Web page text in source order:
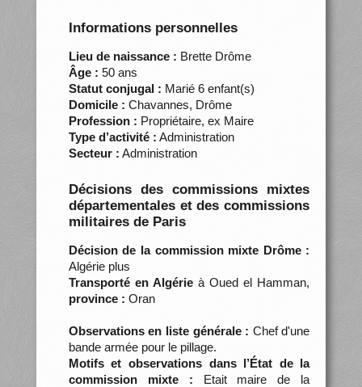
Informations personnelles
Lieu de naissance : Brette Drôme
Âge : 50 ans
Statut conjugal : Marié 6 enfant(s)
Domicile : Chavannes, Drôme
Profession : Propriétaire, ex Maire
Type d’activité : Administration
Secteur : Administration
Décisions des commissions mixtes
départementales et des commissions
militaires de Paris
Décision de la commission mixte Drôme :
Algérie plus
Transporté en Algérieà Oued el Hamman,
province : Oran
Observations en liste générale : Chef d'une
bande armée pour le pillage.
Motifs et observations dans l’État de la
commission mixte : Etait maire de la